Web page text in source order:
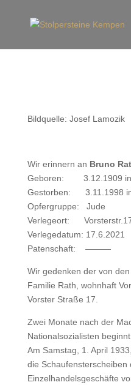
Bildquelle: Josef Lamozik
Wir erinnern an Bruno
Geboren: 3.12.1909 in
Gestorben: 3.11.1998 in
Opfergruppe: Jude
Verlegeort:
Verlegedatum: 17.6.2021
Patenschaft: ———
Wir gedenken der von
Familie Rath, wohnhaft
Vorster Straße 17.
Zwei Monate nach der
Nationalsozialisten
Am Samstag, 1. April
die Schaufensterscheiben
Einzelhandelsgeschäfte